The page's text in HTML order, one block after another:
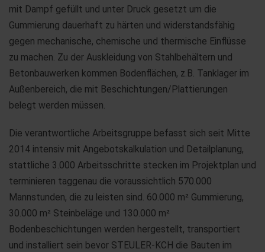
mit Dampf gefüllt und unter Druck gesetzt um die
Gummierung dauerhaft zu härten und widerstandsfähig
gegen mechanische, chemische und thermische Einflüsse
zu machen. Zu der Auskleidung von Stahlbehältern und
Betonbauwerken kommen Bodenflächen, z.B. Tanklager im
Außenbereich, die mit Beschichtungen/Plattierungen
belegt werden müssen.
Die verantwortliche Arbeitsgruppe befasst sich seit Mitte
2014 intensiv mit Angebotskalkulation und Detailplanung,
stattliche 3.000 Arbeitsschritte stecken im Projektplan und
terminieren taggenau die voraussichtlich 570.000
Mannstunden, die zu leisten sind. 60.000 m² Gummierung,
30.000 m² Steinbeläge und 130.000 m²
Bodenbeschichtungen werden hergestellt, transportiert
und installiert sein bevor STEULER-KCH die Bauten im